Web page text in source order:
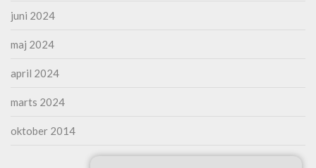
juni 2024
maj 2024
april 2024
marts 2024
oktober 2014